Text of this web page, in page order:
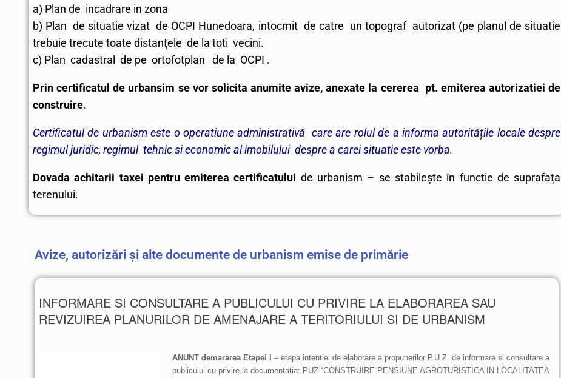
a) Plan de incadrare in zona
b) Plan de situatie vizat de OCPI Hunedoara, intocmit de catre un topograf autorizat (pe planul de situatie
trebuie trecute toate distanțele de la toti vecini.
c) Plan cadastral de pe ortofotplan de la OCPI .
Prin certificatul de urbansim se vor solicita anumite avize, anexate la cererea pt. emiterea autorizatiei de
construire.
Certificatul de urbanism este o operatiune administrativă care are rolul de a informa autoritățile locale despre
regimul juridic, regimul tehnic si economic al imobilului despre a carei situatie este vorba.
Dovada achitarii taxei pentru emiterea certificatului de urbanism – se stabilește în functie de suprafața
terenului.
Avize, autorizări și alte documente de urbanism emise de primărie
INFORMARE SI CONSULTARE A PUBLICULUI CU PRIVIRE LA ELABORAREA SAU
REVIZUIREA PLANURILOR DE AMENAJARE A TERITORIULUI SI DE URBANISM
ANUNT demararea Etapei I
– etapa intentiei de elaborare a propunerilor P.U.Z. de informare si consultare a
publicului cu privire la documentatia: PUZ “CONSTRUIRE PENSIUNE AGROTURISTICA IN LOCALITATEA